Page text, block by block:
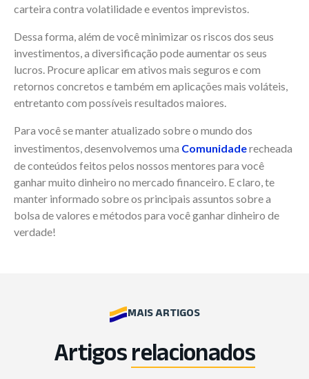
carteira contra volatilidade e eventos imprevistos.
Dessa forma, além de você minimizar os riscos dos seus
investimentos, a diversificação pode aumentar os seus
lucros. Procure aplicar em ativos mais seguros e com
retornos concretos e também em aplicações mais voláteis,
entretanto com possíveis resultados maiores.
Para você se manter atualizado sobre o mundo dos
investimentos, desenvolvemos uma Comunidaderecheada
de conteúdos feitos pelos nossos mentores para você
ganhar muito dinheiro no mercado financeiro. E claro, te
manter informado sobre os principais assuntos sobre a
bolsa de valores e métodos para você ganhar dinheiro de
verdade!
MAIS ARTIGOS
Artigosrelacionados